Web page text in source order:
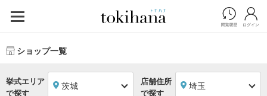
ショップ一覧
挙式エリア
で探す
茨城
店舗住所
で探す
埼玉